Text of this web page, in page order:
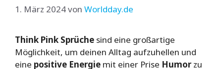
1. März 2024von Worldday.de
Think Pink Sprüche sind eine großartige
Möglichkeit, um deinen Alltag aufzuhellen und
eine positive Energie mit einer Prise Humorzu